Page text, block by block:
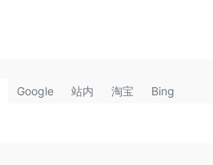
Google 站内 淘宝 Bing